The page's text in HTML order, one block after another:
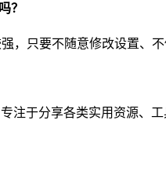
？
，只要不随意修改设置、
注于分享各类实用资源、